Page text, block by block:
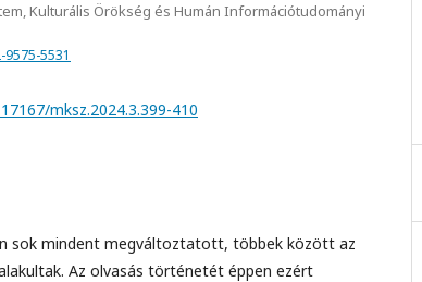
Kulturális Örökség és Humán Információtudományi
5531
mksz.2024.3.399-410
sok mindent megváltoztatott, többek között az
Az olvasás történetét éppen ezért